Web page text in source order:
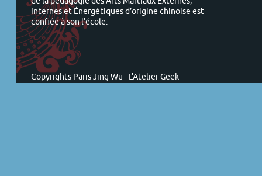
Internes et Énergétiques d’origine chinoise est
confiée à son l'école.
Copyrights Paris Jing Wu - L'Atelier Geek